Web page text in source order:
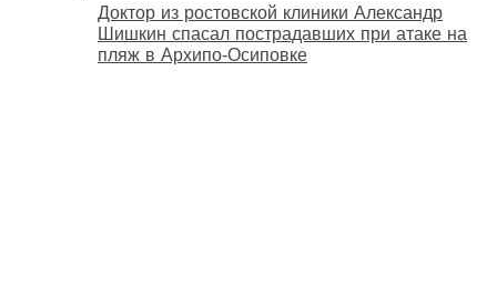
Доктор из ростовской клиники Александр
Шишкин спасал пострадавших при атаке на
пляж в Архипо‑Осиповке